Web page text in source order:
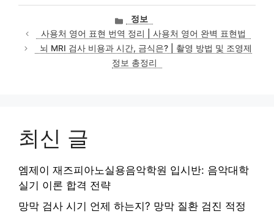
카
테
고
리
정보
사용처 영어 표현 번역 정리 | 사용처 영어 완벽 표현법
뇌 MRI 검사 비용과 시간, 금식은? | 촬영 방법 및 조영제
정보 총정리
최신 글
엠제이 재즈피아노실용음악학원 입시반: 음악대학
실기 이론 합격 전략
망막 검사 시기 언제 하는지? 망막 질환 검진 적정